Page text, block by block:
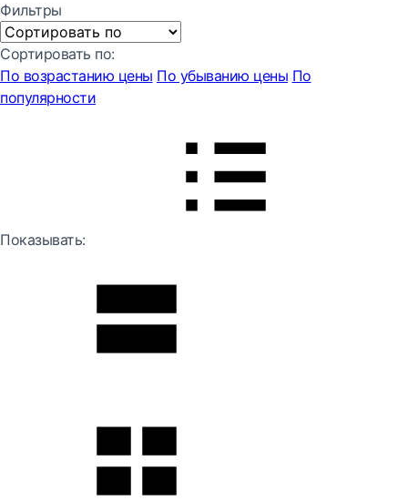
Фильтры
Сортировать по:
По возрастанию цены По убыванию цены По
популярности
Показывать: